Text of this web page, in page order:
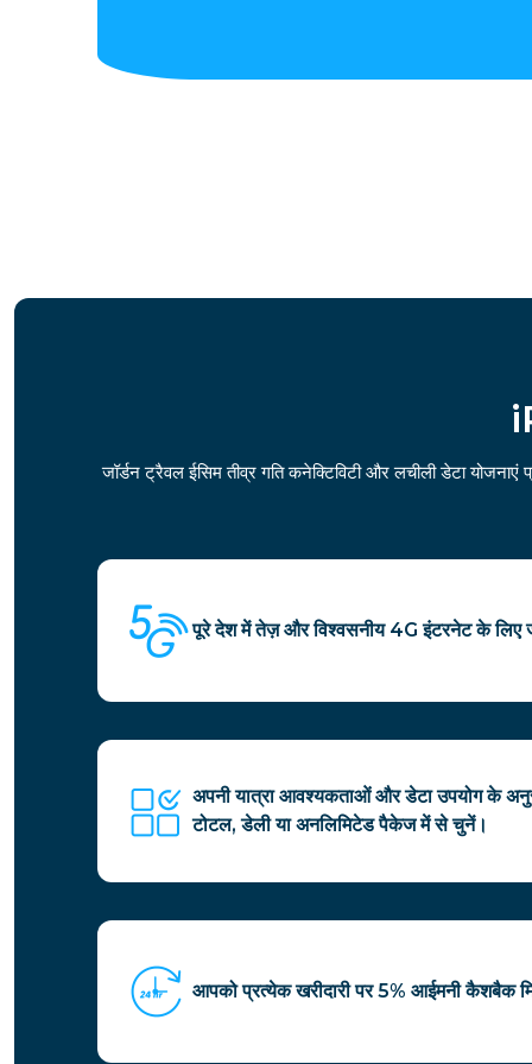
जॉर्डन ट्रैवल ईसिम तीव्र गति कनेक्टिविटी और लचीली डेटा
पूरे देश में तेज़ और विश्वसनीय 4G इंटरनेट के लिए
अपनी यात्रा आवश्यकताओं और डेटा उपयोग के
टोटल, डेली या अनलिमिटेड पैकेज में से चुनें।
आपको प्रत्येक खरीदारी पर 5% आईमनी कैशबैक